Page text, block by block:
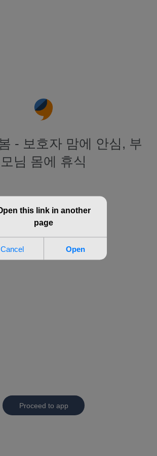
- 보호자 맘에 안심, 부
모님 몸에 휴식
Proceed to app